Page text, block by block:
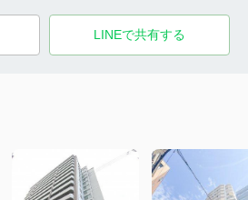
LINEで共有する